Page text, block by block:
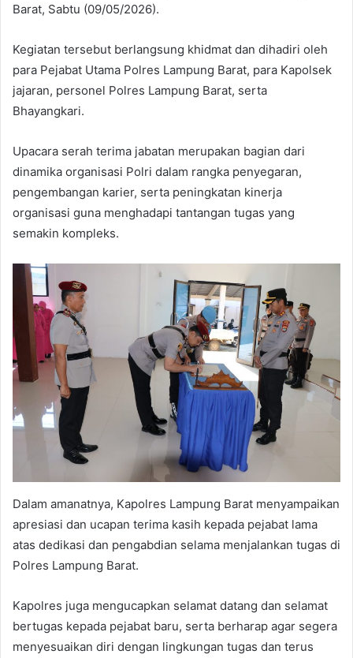
Barat, Sabtu (09/05/2026).
Kegiatan tersebut berlangsung khidmat dan dihadiri oleh
para Pejabat Utama Polres Lampung Barat, para Kapolsek
jajaran, personel Polres Lampung Barat, serta
Bhayangkari.
Upacara serah terima jabatan merupakan bagian dari
dinamika organisasi Polri dalam rangka penyegaran,
pengembangan karier, serta peningkatan kinerja
organisasi guna menghadapi tantangan tugas yang
semakin kompleks.
Dalam amanatnya, Kapolres Lampung Barat menyampaikan
apresiasi dan ucapan terima kasih kepada pejabat lama
atas dedikasi dan pengabdian selama menjalankan tugas di
Polres Lampung Barat.
Kapolres juga mengucapkan selamat datang dan selamat
bertugas kepada pejabat baru, serta berharap agar segera
menyesuaikan diri dengan lingkungan tugas dan terus